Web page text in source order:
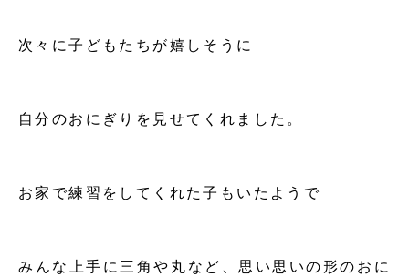
次々に子どもたちが嬉しそうに
自分のおにぎりを見せてくれました。
お家で練習をしてくれた子もいたようで
みんな上手に三角や丸など、思い思いの形のおに